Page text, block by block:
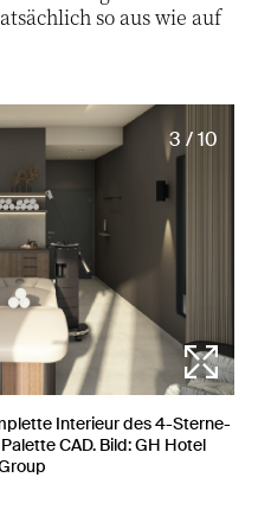
so aus wie auf
3 / 10
Interieur des 4-Sterne-
CAD. Bild: GH Hotel